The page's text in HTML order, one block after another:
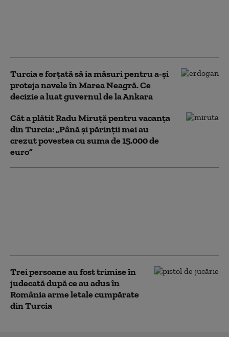
Turcia e forțată să ia măsuri pentru a-și
proteja navele în Marea Neagră. Ce
decizie a luat guvernul de la Ankara
Cât a plătit Radu Miruță pentru vacanța
din Turcia: „Până și părinții mei au
crezut povestea cu suma de 15.000 de
euro”
Trei persoane au fost trimise în
judecată după ce au adus în
România arme letale cumpărate
din Turcia